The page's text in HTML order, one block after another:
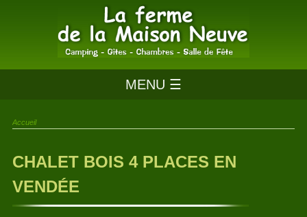
MENU ☰
Accueil
CHALET BOIS 4 PLACES EN
VENDÉE